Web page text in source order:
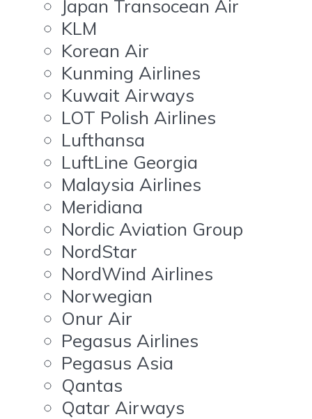
Japan Transocean Air
KLM
Korean Air
Kunming Airlines
Kuwait Airways
LOT Polish Airlines
Lufthansa
LuftLine Georgia
Malaysia Airlines
Meridiana
Nordic Aviation Group
NordStar
NordWind Airlines
Norwegian
Onur Air
Pegasus Airlines
Pegasus Asia
Qantas
Qatar Airways